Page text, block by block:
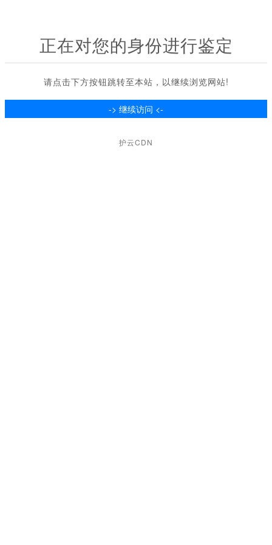
正在对您的身份进行鉴定
请点击下方按钮跳转至本站，以继续浏览网站!
护云CDN